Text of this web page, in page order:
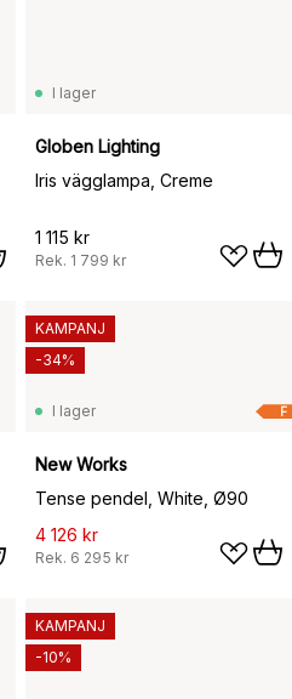
I lager
Globen Lighting
Iris vägglampa, Creme
1 115 kr
Rek. 1 799 kr
F
I lager
New Works
Tense pendel, White, Ø90
4 126 kr
Rek. 6 295 kr
KAMPANJ
-34%
KAMPANJ
-10%